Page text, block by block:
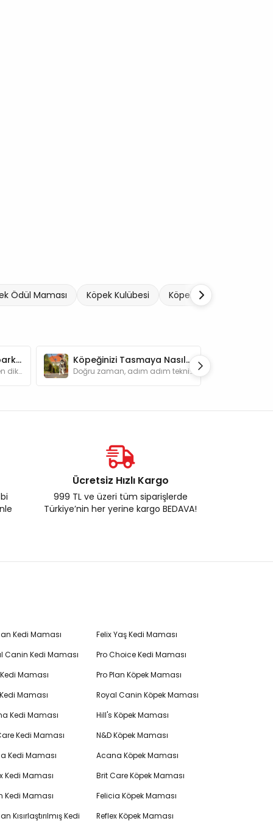
Ödül Maması Köpek Kulübesi Köpek Taşıma
Köpeğinizle Kamp Yaparken Dikkat Etmeniz Gerekenler
Köpeğinizle kamp yaparken dikkat etmeniz gerekenler nelerdir? Sağlık hazırlıkları, güvenlik önlemleri ve keyifli bir kamp deneyimi için ipuçları.
Köpeğinizi Tasmaya Nasıl Alıştırabilirsiniz?
Doğru zaman, adım adım teknikler ve olumlu takviyelerle köpeğinizi tasmaya alıştırma yöntemlerini öğrenin.
Ücretsiz Hızlı Kargo
999 TL ve üzeri tüm siparişlerde
Türkiye’nin her yerine kargo BEDAVA!
Kedi Maması
Canin Kedi Maması
Maması
Maması
Kedi Maması
Kedi Maması
Kedi Maması
Kedi Maması
Kedi Maması
Kısırlaştırılmış Kedi
Felix Yaş Kedi Maması
Pro Choice Kedi Maması
Pro Plan Köpek Maması
Royal Canin Köpek Maması
Hill's Köpek Maması
N&D Köpek Maması
Acana Köpek Maması
Brit Care Köpek Maması
Felicia Köpek Maması
Reflex Köpek Maması